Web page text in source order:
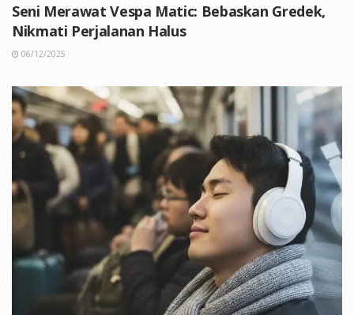
Seni Merawat Vespa Matic: Bebaskan Gredek,
Nikmati Perjalanan Halus
06/12/2025